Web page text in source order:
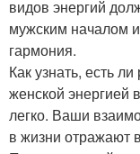
видов энергий
мужским началом
гармония.
Как узнать, есть
женской энергией
легко. Ваши
в жизни отражают